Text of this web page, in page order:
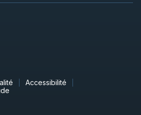
Accessibilité